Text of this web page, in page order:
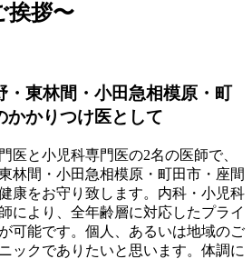
挨拶〜
・東林間・小田急相模原・町
かかりつけ医として
医と小児科専門医の2名の医師で、
林間・小田急相模原・町田市・座間
康をお守り致します。内科・小児科
により、全年齢層に対応したプライ
可能です。個人、あるいは地域のご
ックでありたいと思います。体調に